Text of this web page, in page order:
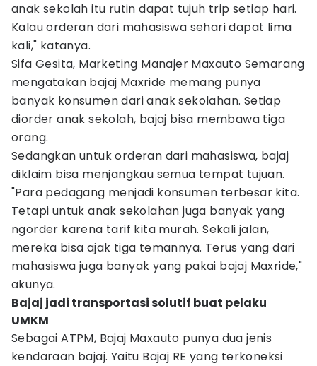
anak sekolah itu rutin dapat tujuh trip setiap hari.
Kalau orderan dari mahasiswa sehari dapat lima
kali," katanya.
Sifa Gesita, Marketing Manajer Maxauto Semarang
mengatakan bajaj Maxride memang punya
banyak konsumen dari anak sekolahan. Setiap
diorder anak sekolah, bajaj bisa membawa tiga
orang.
Sedangkan untuk orderan dari mahasiswa, bajaj
diklaim bisa menjangkau semua tempat tujuan.
"Para pedagang menjadi konsumen terbesar kita.
Tetapi untuk anak sekolahan juga banyak yang
ngorder karena tarif kita murah. Sekali jalan,
mereka bisa ajak tiga temannya. Terus yang dari
mahasiswa juga banyak yang pakai bajaj Maxride,"
akunya.
Bajaj jadi transportasi solutif buat pelaku
UMKM
Sebagai ATPM, Bajaj Maxauto punya dua jenis
kendaraan bajaj. Yaitu Bajaj RE yang terkoneksi